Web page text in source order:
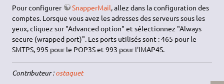
Pour configurer
SnapperMail, allez dans la configuration des
comptes. Lorsque vous avez les adresses des serveurs sous les
yeux, cliquez sur "Advanced option" et sélectionnez "Always
secure (wrapped port)". Les ports utilisés sont : 465 pour le
SMTPS, 995 pour le POP3S et 993 pour l'IMAP4S.
Contributeur :ostaquet